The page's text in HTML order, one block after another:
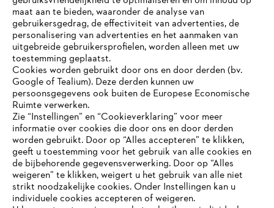
Bedrijf
STIHL FAQ
Contact
Gegevensbescherming Impressum
JE BROWSER WORDT NIET
ONDERSTEUND
Je gebruikt een browser die we nog niet ondersteunen. Om
onze website optimaal te kunnen gebruiken, raden we aan dat
maat aan te bieden, waaronder de analyse van
gebruikersgedrag, de effectiviteit van advertenties, de
personalisering van advertenties en het aanmaken van
uitgebreide gebruikersprofielen, worden alleen met uw
toestemming geplaatst.
Cookies worden gebruikt door ons en door derden (bv.
Google of Tealium). Deze derden kunnen uw
persoonsgegevens ook buiten de Europese Economische
Ruimte verwerken.
Zie “Instellingen” en “Cookieverklaring” voor meer
informatie over cookies die door ons en door derden
worden gebruikt. Door op “Alles accepteren” te klikken,
geeft u toestemming voor het gebruik van alle cookies en
de bijbehorende gegevensverwerking. Door op “Alles
weigeren” te klikken, weigert u het gebruik van alle niet
strikt noodzakelijke cookies. Onder Instellingen kan u
individuele cookies accepteren of weigeren.